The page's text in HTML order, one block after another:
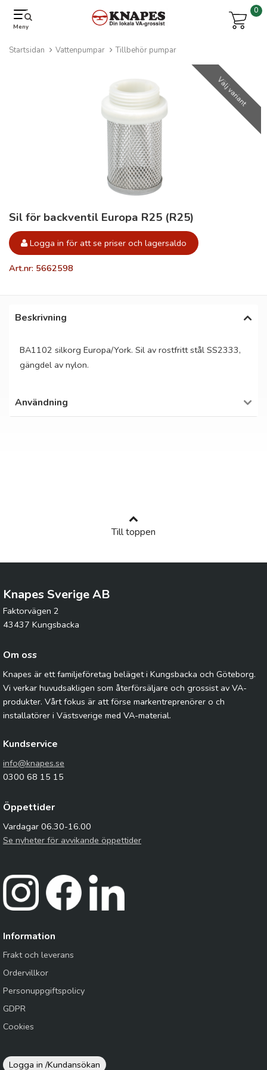
Meny
0
Startsidan Vattenpumpar Tillbehör pumpar
Välj variant
Sil för backventil Europa R25 (R25)
Logga in för att se priser och lagersaldo
Art.nr: 5662598
Beskrivning
BA1102 silkorg Europa/York. Sil av rostfritt stål SS2333,
gängdel av nylon.
Användning
Till toppen
Knapes Sverige AB
Faktorvägen 2
43437 Kungsbacka
Om oss
Knapes är ett familjeföretag beläget i Kungsbacka och Göteborg.
Vi verkar huvudsakligen som återförsäljare och grossist av VA-
produkter. Vårt fokus är att förse markentreprenörer o ch
installatörer i Västsverige med VA-material.
Kundservice
info@knapes.se
0300 68 15 15
Öppettider
Vardagar 06.30-16.00
Se nyheter för avvikande öppettider
Information
Frakt och leverans
Ordervillkor
Personuppgiftspolicy
GDPR
Cookies
Logga in /Kundansökan